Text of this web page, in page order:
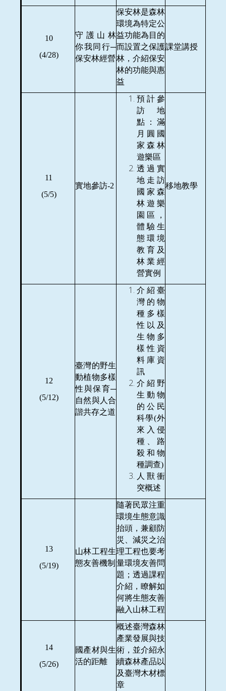
10
(4/28)
守護山林
你我同行─
保安林經營
保安林是森林
環境為特定公
益功能為目的
而設置之保護
林，介紹保安
林的功能與惠
益
課堂講授
11
(5/5)
實地參訪-2
預計參
訪地
點：滿
月圓國
家森林
遊樂區
透過實
地走訪
國家森
林遊樂
園區，
體驗生
態環境
教育及
林業經
營實例
移地教學
12
(5/12)
臺灣的野生
動植物多樣
性與保育─
自然與人合
諧共存之道
介紹臺
灣的物
種多樣
性以及
生物多
樣性資
料庫資
訊
介紹野
生動物
的公民
科學(外
來入侵
種、路
殺和物
種調查)
人獸衝
突概述
13
(5/19)
山林工程生
態友善機制
隨著民眾注重
環境生態意識
抬頭，兼顧防
災、減災之治
理工程也要考
量環境友善問
題；透過課程
介紹，瞭解如
何將生態友善
融入山林工程
14
(5/26)
國產材與生
活的距離
概述臺灣森林
產業發展與技
術，並介紹永
續森林產品以
及臺灣木材標
章